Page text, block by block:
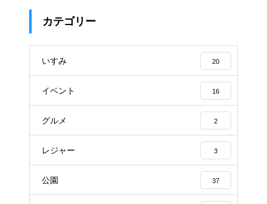
カテゴリー
いすみ 20
イベント 16
グルメ 2
レジャー 3
公園 37